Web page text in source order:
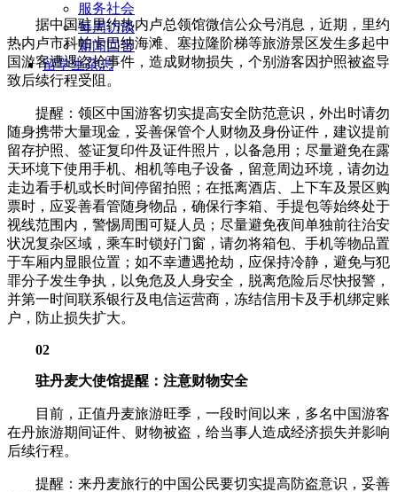
服务社会
每周访谈
新闻回音
留学生杂志
据中国驻里约热内卢总领馆微信公众号消息，近期，里约
热内卢市科帕卡巴纳海滩、塞拉隆阶梯等旅游景区发生多起中
国游客遭遇盗抢事件，造成财物损失，个别游客因护照被盗导
致后续行程受阻。
提醒：领区中国游客切实提高安全防范意识，外出时请勿
随身携带大量现金，妥善保管个人财物及身份证件，建议提前
留存护照、签证复印件及证件照片，以备急用；尽量避免在露
天环境下使用手机、相机等电子设备，留意周边环境，请勿边
走边看手机或长时间停留拍照；在抵离酒店、上下车及景区购
票时，应妥善看管随身物品，确保行李箱、手提包等始终处于
视线范围内，警惕周围可疑人员；尽量避免夜间单独前往治安
状况复杂区域，乘车时锁好门窗，请勿将箱包、手机等物品置
于车厢内显眼位置；如不幸遭遇抢劫，应保持冷静，避免与犯
罪分子发生争执，以免危及人身安全，脱离危险后尽快报警，
并第一时间联系银行及电信运营商，冻结信用卡及手机绑定账
户，防止损失扩大。
02
驻丹麦大使馆提醒：注意财物安全
目前，正值丹麦旅游旺季，一段时间以来，多名中国游客
在丹旅游期间证件、财物被盗，给当事人造成经济损失并影响
后续行程。
提醒：来丹麦旅行的中国公民要切实提高防盗意识，妥善